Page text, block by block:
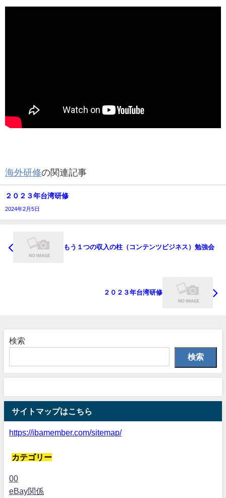
海外研修の関連記事
２０２３年台湾研修
2024年2月5日
もう１つの収入の柱（コンテンツビジネス）勉強会
２０２３年台湾研修
検索
検索
サイトマップはこちら
https://ibamember.com/sitemap/
カテゴリー
00
eBay関係